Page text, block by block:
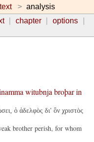
text
analysis
chapter
options
witubnja broþarin
ὁ ἀδελφὸς δι' ὃν χριστὸς
brother perish, for whom